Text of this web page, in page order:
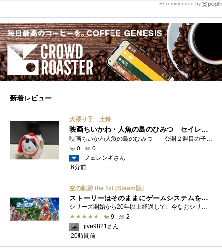
Recommended by
新着レビュー
犬張り子 土鈴
映画ちいかわ・人魚の島のひみつ セイレーンのモデルは犬だった？
映画ちいかわ人魚の島のひみつ 公開２週目の子どもさんの来場が制限されているレイトショーでも満席でしたし新たにボンドロシールの来場�...
0
0
フェレンギさん
6分前
空の軌跡 the 1st [Steam版]
ストーリーはそのままにゲームシステムを現代化
シリーズ開始から20年以上経過して、今なおシリーズの完結が見えてこない日本ファルコムのストーリーRPG、「英雄伝説軌跡シリーズ」。シリーズ...
9
2
jive9821さん
20時間前